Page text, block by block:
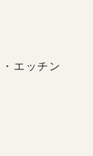
エッチン